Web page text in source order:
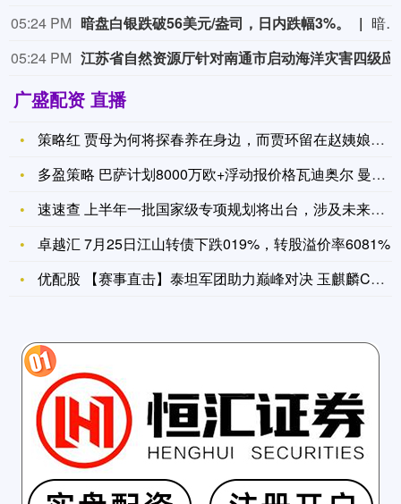
05:24 PM 暗盘白银跌破56美元/盎司，日内跌幅3%。
暗盘白银跌破56美元/盎司，日内跌幅3%。
05:24 PM
广盛配资 直播
策略红 贾母为何将探春养在身边，而贾环留在赵姨娘处？
多盈策略 巴萨计划8000万欧+浮动报价格瓦迪奥尔 曼城不买
速速查 上半年一批国家级专项规划将出台，涉及未来产业等
卓越汇 7月25日江山转债下跌019%，转股溢价率6081%
优配股 【赛事直击】泰坦军团助力巅峰对决 玉麒麟CS2赏金赛